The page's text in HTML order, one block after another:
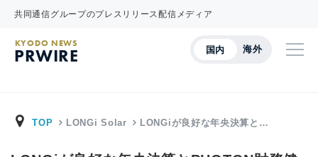
共同通信グループのプレスリリース配信メディア
国内 海外
KYODO NEWS
PRWIRE
TOP LONGi Solar LONGiが良好な年央決算と…